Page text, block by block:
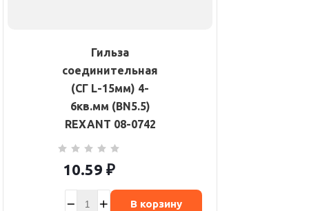
Гильза
соединительная
(СГ L-15мм) 4-
6кв.мм (BN5.5)
REXANT 08-0742
10.59 ₽
В корзину